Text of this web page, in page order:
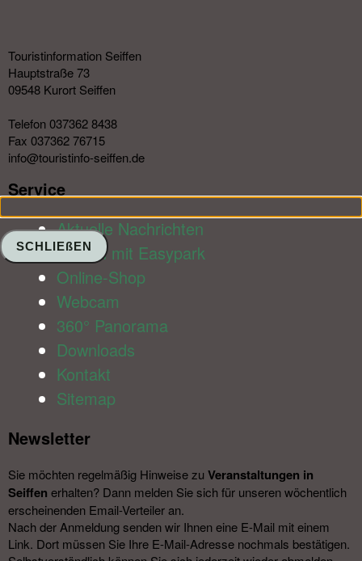
Touristinformation Seiffen
Hauptstraße 73
09548 Kurort Seiffen
Telefon 037362 8438
Fax 037362 76715
info@touristinfo-seiffen.de
Service​
Aktuelle Nachrichten
Parken mit Easypark
Online-Shop
Webcam
360° Panorama
Downloads
Kontakt
Sitemap
Newsletter​
Sie möchten regelmäßig Hinweise zu Veranstal­tungen in
Seiffen erhalten? Dann melden Sie sich für unseren wöchentlich
erscheinenden Email-Verteiler an.
Nach der Anmeldung senden wir Ihnen eine E-Mail mit einem
Link. Dort müssen Sie Ihre E-Mail-Adresse nochmals bestätigen.
SCHLIEßEN